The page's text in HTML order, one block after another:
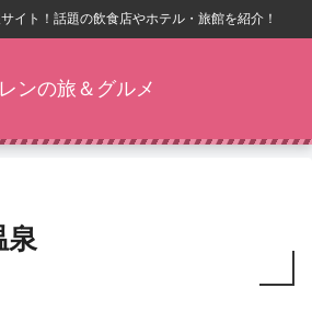
イト！話題の飲食店やホテル・旅館を紹介！
ンの旅＆グルメ
泉